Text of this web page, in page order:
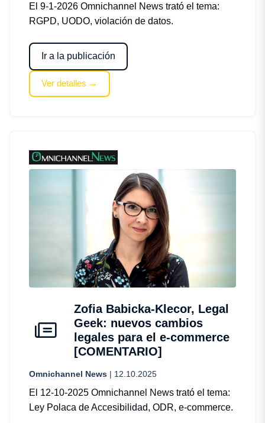
El 9-1-2026 Omnichannel News trató el tema:
RGPD, UODO, violación de datos.
Ir a la publicación
Ver detalles →
Zofia Babicka-Klecor, Legal
Geek: nuevos cambios
legales para el e-commerce
[COMENTARIO]
Omnichannel News | 12.10.2025
El 12-10-2025 Omnichannel News trató el tema:
Ley Polaca de Accesibilidad, ODR, e-commerce.